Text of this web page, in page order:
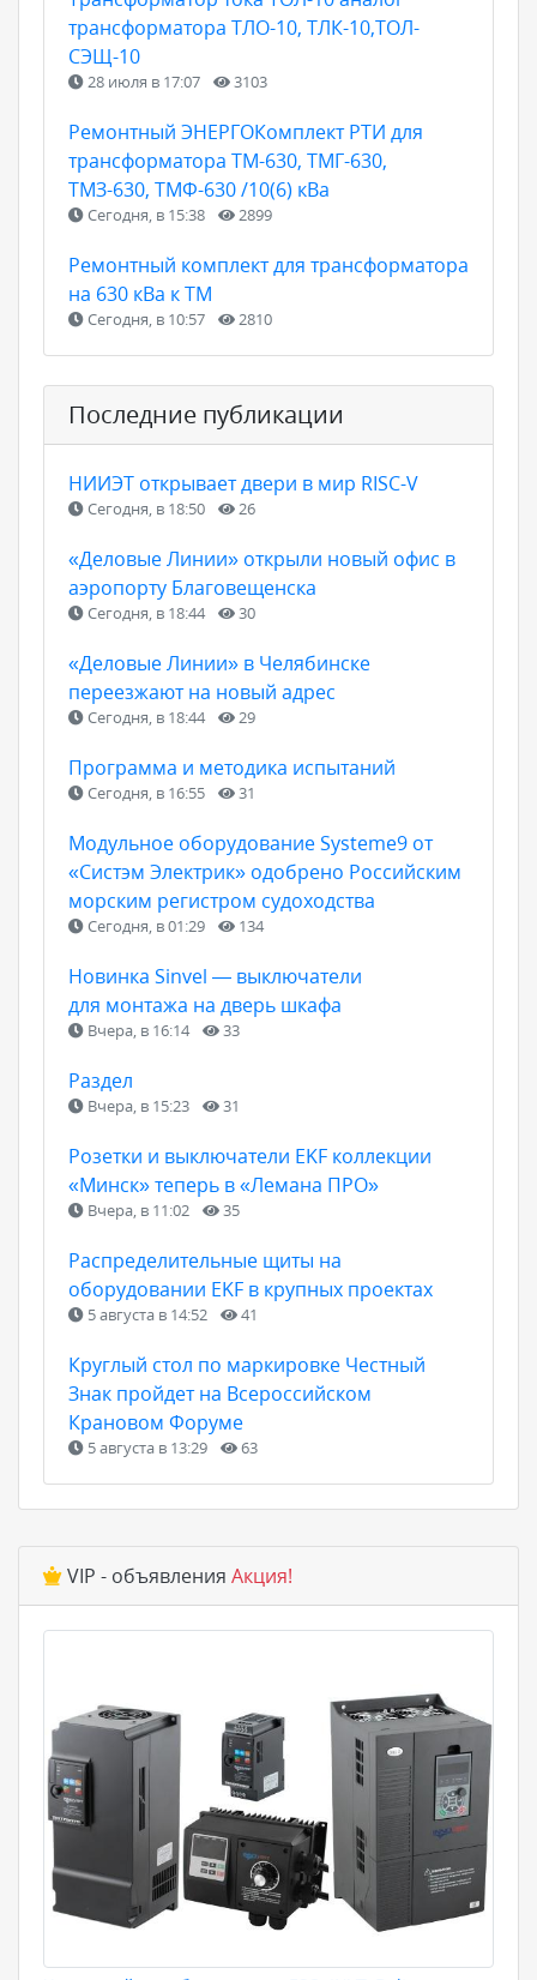
трансформатора ТЛО-10, ТЛК-10,ТОЛ-
СЭЩ-10
28 июля в 17:07 3103
Ремонтный ЭНЕРГОКомплект РТИ для
трансформатора ТМ-630, ТМГ-630,
ТМЗ-630, ТМФ-630 /10(6) кВа
Сегодня, в 15:38 2899
Ремонтный комплект для трансформатора
на 630 кВа к ТМ
Сегодня, в 10:57 2810
Последние публикации
НИИЭТ открывает двери в мир RISC-V
Сегодня, в 18:50 26
«Деловые Линии» открыли новый офис в
аэропорту Благовещенска
Сегодня, в 18:44 30
«Деловые Линии» в Челябинске
переезжают на новый адрес
Сегодня, в 18:44 29
Программа и методика испытаний
Сегодня, в 16:55 31
Модульное оборудование Systeme9 от
«Систэм Электрик» одобрено Российским
морским регистром судоходства
Сегодня, в 01:29 134
Новинка Sinvel — выключатели
для монтажа на дверь шкафа
Вчера, в 16:14 33
Раздел
Вчера, в 15:23 31
Розетки и выключатели EKF коллекции
«Минск» теперь в «Лемана ПРО»
Вчера, в 11:02 35
Распределительные щиты на
оборудовании EKF в крупных проектах
5 августа в 14:52 41
Круглый стол по маркировке Честный
Знак пройдет на Всероссийском
Крановом Форуме
5 августа в 13:29 63
VIP - объявления Акция!